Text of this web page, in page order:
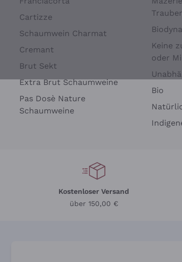
Cartizze
Schaumwein Charmat
Cremant
Brut Sekt
Extra Brut Schaumweine
Pas Dosè Nature
Schaumweine
Keine
oder
Bio
Kostenloser Versand
über 150,00 €